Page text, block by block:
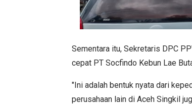
Sementara itu, Sekretaris DPC
cepat PT Socfindo Kebun Lae
"Ini adalah bentuk nyata dari
perusahaan lain di Aceh Singkil